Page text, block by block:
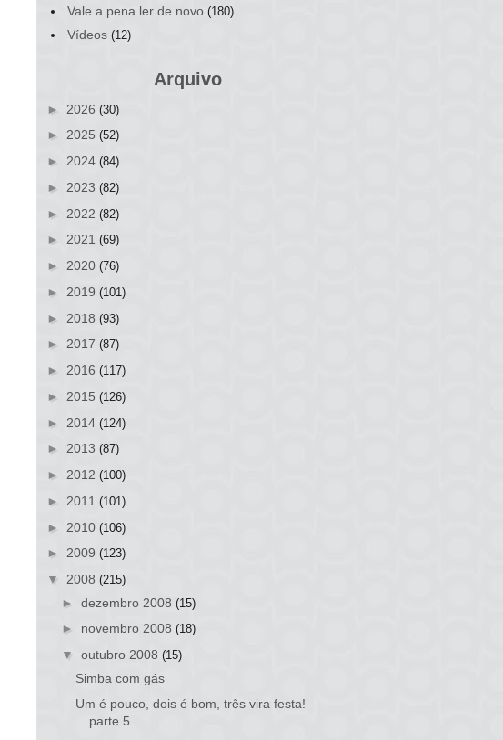
Vale a pena ler de novo (180)
Vídeos (12)
Arquivo
► 2026 (30)
► 2025 (52)
► 2024 (84)
► 2023 (82)
► 2022 (82)
► 2021 (69)
► 2020 (76)
► 2019 (101)
► 2018 (93)
► 2017 (87)
► 2016 (117)
► 2015 (126)
► 2014 (124)
► 2013 (87)
► 2012 (100)
► 2011 (101)
► 2010 (106)
► 2009 (123)
▼ 2008 (215)
► dezembro 2008 (15)
► novembro 2008 (18)
▼ outubro 2008 (15)
Simba com gás
Um é pouco, dois é bom, três vira festa! –
parte 5